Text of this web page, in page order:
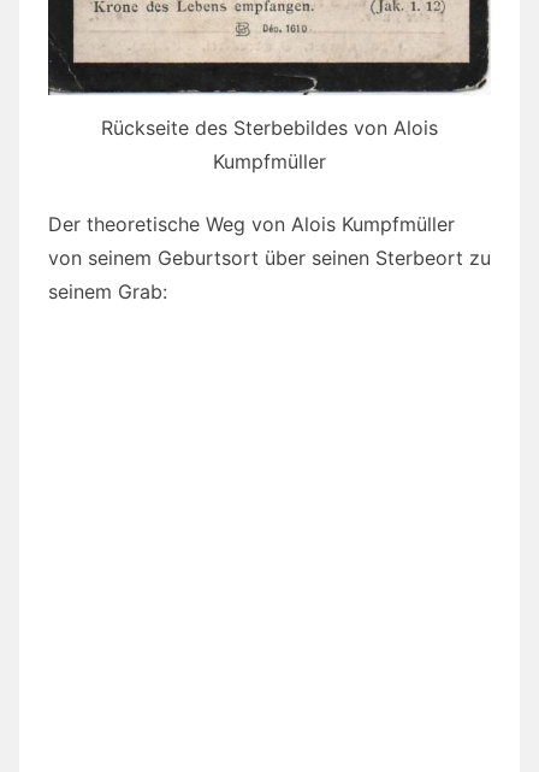
Rückseite des Sterbebildes von Alois
Kumpfmüller
Der theoretische Weg von Alois Kumpfmüller
von seinem Geburtsort über seinen Sterbeort zu
seinem Grab: